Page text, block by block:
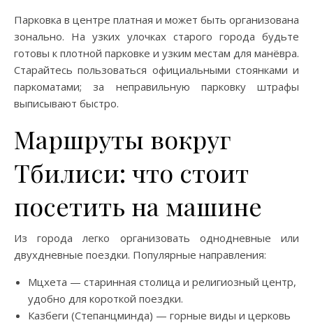
Парковка в центре платная и может быть организована
зонально. На узких улочках старого города будьте
готовы к плотной парковке и узким местам для манёвра.
Старайтесь пользоваться официальными стоянками и
паркоматами; за неправильную парковку штрафы
выписывают быстро.
Маршруты вокруг
Тбилиси: что стоит
посетить на машине
Из города легко организовать однодневные или
двухдневные поездки. Популярные направления:
Мцхета — старинная столица и религиозный центр,
удобно для короткой поездки.
Казбеги (Степанцминда) — горные виды и церковь